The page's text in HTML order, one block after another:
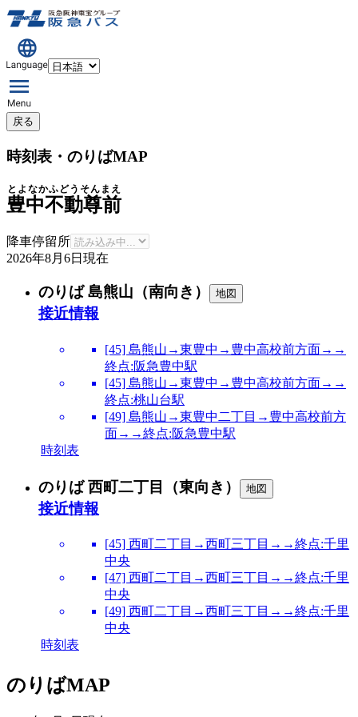
戻る
時刻表・のりばMAP
豊中不動尊前
とよなかふどうそんまえ
降車停留所
2026年8月6日 現在
のりば 島熊山（南向き） 地図
接近情報
[45] 島熊山→東豊中→豊中高校前方面→→
終点:阪急豊中駅
[45] 島熊山→東豊中→豊中高校前方面→→
終点:桃山台駅
[49] 島熊山→東豊中二丁目→豊中高校前方
面→→終点:阪急豊中駅
時刻表
のりば 西町二丁目（東向き） 地図
接近情報
[45] 西町二丁目→西町三丁目→→終点:千里
中央
[47] 西町二丁目→西町三丁目→→終点:千里
中央
[49] 西町二丁目→西町三丁目→→終点:千里
中央
時刻表
のりばMAP